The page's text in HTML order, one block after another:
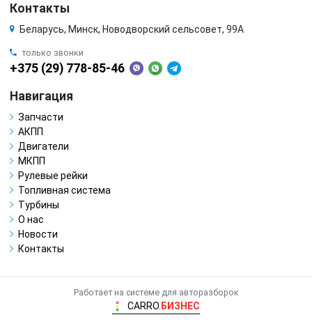
Контакты
Беларусь, Минск, Новодворский сельсовет, 99А
только звонки
+375 (29) 778-85-46
Навигация
Запчасти
АКПП
Двигатели
МКПП
Рулевые рейки
Топливная система
Турбины
О нас
Новости
Контакты
Работает на системе для авторазборок
CARRO. БИЗНЕС